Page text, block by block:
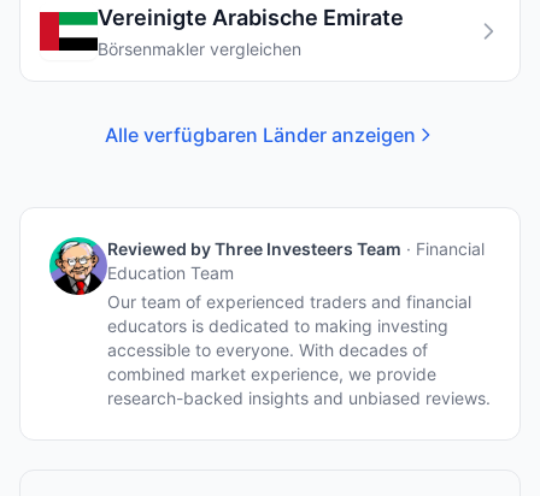
Vereinigte Arabische Emirate
Börsenmakler vergleichen
Alle verfügbaren Länder anzeigen
Reviewed byThree Investeers Team · Financial
Education Team
Our team of experienced traders and financial
educators is dedicated to making investing
accessible to everyone. With decades of
combined market experience, we provide
research-backed insights and unbiased reviews.